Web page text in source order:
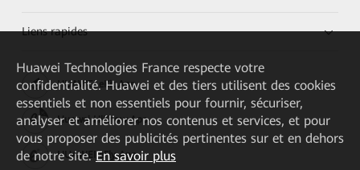
Liens rapides
HUAWEI eKit App
Huawei HiKnow App
HUAWEI eFly App
Huawei Technologies France respecte votre
confidentialité. Huawei et des tiers utilisent des cookies
essentiels et non essentiels pour fournir, sécuriser,
analyser et améliorer nos contenus et services, et pour
vous proposer des publicités pertinentes sur et en dehors
de notre site. En savoir plus